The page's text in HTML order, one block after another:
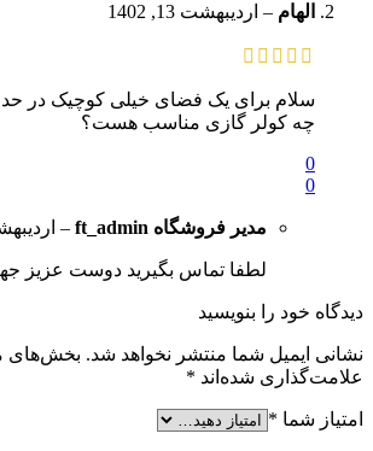
الهام – اردیبهشت 13, 1402
چه کولر گازی مناسب هست؟
0
0
مدیر فروشگاه ft_admin
– اردیبهشت
لطفا تماس بگیرید دوست عزیز
دیدگاه خود را بنویسید
نشانی ایمیل شما منتشر نخواهد شد. بخش‌های
علامت‌گذاری شده‌اند *
امتیاز شما *